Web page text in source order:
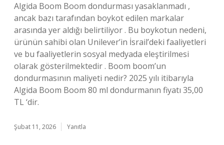
Algida Boom Boom dondurması yasaklanmadı ,
ancak bazı tarafından boykot edilen markalar
arasında yer aldığı belirtiliyor . Bu boykotun nedeni,
ürünün sahibi olan Unilever’in İsrail’deki faaliyetleri
ve bu faaliyetlerin sosyal medyada eleştirilmesi
olarak gösterilmektedir . Boom boom’un
dondurmasının maliyeti nedir? 2025 yılı itibarıyla
Algida Boom Boom 80 ml dondurmanın fiyatı 35,00
TL ‘dir.
Şubat 11, 2026 Yanıtla